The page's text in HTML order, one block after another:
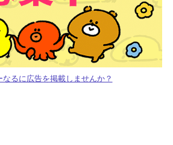
なるに広告を掲載しませんか？